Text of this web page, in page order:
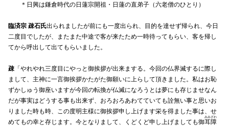
＊日興は鎌倉時代の日蓮宗開祖・日蓮の直弟子（六老僧のひとり）
臨済宗 疎石氏出られましたが前にも一度出られ、目的を達せず帰られ、今日
二度目でしたが、またまた中途で客が来たため一時待ってもらい、客を帰し
てから呼出して出てもらいました。
疎 「やれやれ三度目にやっと御挨拶が出来まする。今回の仏界滅するに際し
まして、主神に一言御挨拶かたがた御願いに上らして頂きました。私はお恥
ずかしゅう御座いますが今回の転換が仏滅になろうとは夢にも存じませなん
だが事実はどうする事も出来ず、おろおろあわてていても詮無い事と思いお
りました時も時、この度明主様に御挨拶申し上げます栄を得ました事は、せ
めてもの幸と存じます。今となりまして、くどくど申し上げましても御耳障
みみざわ